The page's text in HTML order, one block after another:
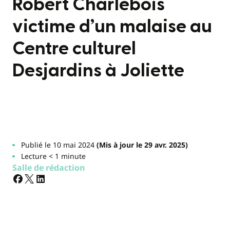
Robert Charlebois
victime d’un malaise au
Centre culturel
Desjardins à Joliette
Publié le 10 mai 2024(Mis à jour le 29 avr. 2025)
Lecture < 1 minute
Salle de rédaction